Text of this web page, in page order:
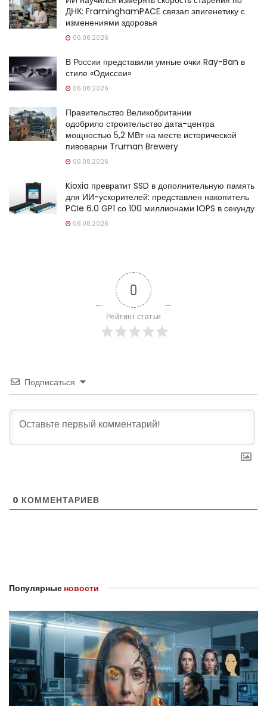
ДНК: FraminghamPACE связал эпигенетику с
изменениями здоровья
06.08.2026
В России представили умные очки Ray-Ban в
стиле «Одиссеи»
06.08.2026
Правительство Великобритании
одобрило строительство дата-центра
мощностью 5,2 МВт на месте исторической
пивоварни Truman Brewery
06.08.2026
Kioxia превратит SSD в дополнительную память
для ИИ-ускорителей: представлен накопитель
PCIe 6.0 GP1 со 100 миллионами IOPS в секунду
06.08.2026
0
Рейтинг статьи
Подписаться
0 КОММЕНТАРИЕВ
Популярные новости